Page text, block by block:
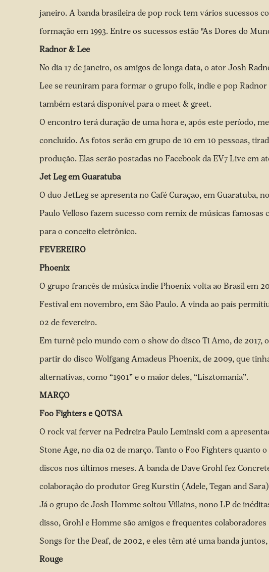
janeiro. A banda brasileira de pop rock tem vários sucessos
formação em 1993. Entre os sucessos estão "As Dores do
Radnor & Lee
No dia 17 de janeiro, os amigos de longa data, o ator Josh
Lee se reuniram para formar o grupo folk, indie e pop
também estará disponível para o meet & greet.
O encontro terá duração de uma hora e, após este período,
concluído. As fotos serão em grupo de 10 em 10 pessoas,
produção. Elas serão postadas no Facebook da EV7 Live em
Jet Leg em Guaratuba
O duo JetLeg se apresenta no Café Curaçao, em Guaratuba,
Paulo Velloso fazem sucesso com remix de músicas famosas
para o conceito eletrônico.
FEVEREIRO
Phoenix
O grupo francês de música indie Phoenix volta ao Brasil em
Festival em novembro, em São Paulo. A vinda ao país
02 de fevereiro.
Em turnê pelo mundo com o show do disco Ti Amo, de 2017,
partir do disco Wolfgang Amadeus Phoenix, de 2009, que
alternativas, como “1901” e o maior deles, “Lisztomania”.
MARÇO
Foo Fighters e QOTSA
O rock vai ferver na Pedreira Paulo Leminski com a
Stone Age, no dia 02 de março. Tanto o Foo Fighters quanto
discos nos últimos meses. A banda de Dave Grohl fez
colaboração do produtor Greg Kurstin (Adele, Tegan and
Já o grupo de Josh Homme soltou Villains, nono LP de
disso, Grohl e Homme são amigos e frequentes
Songs for the Deaf, de 2002, e eles têm até uma banda
Rouge